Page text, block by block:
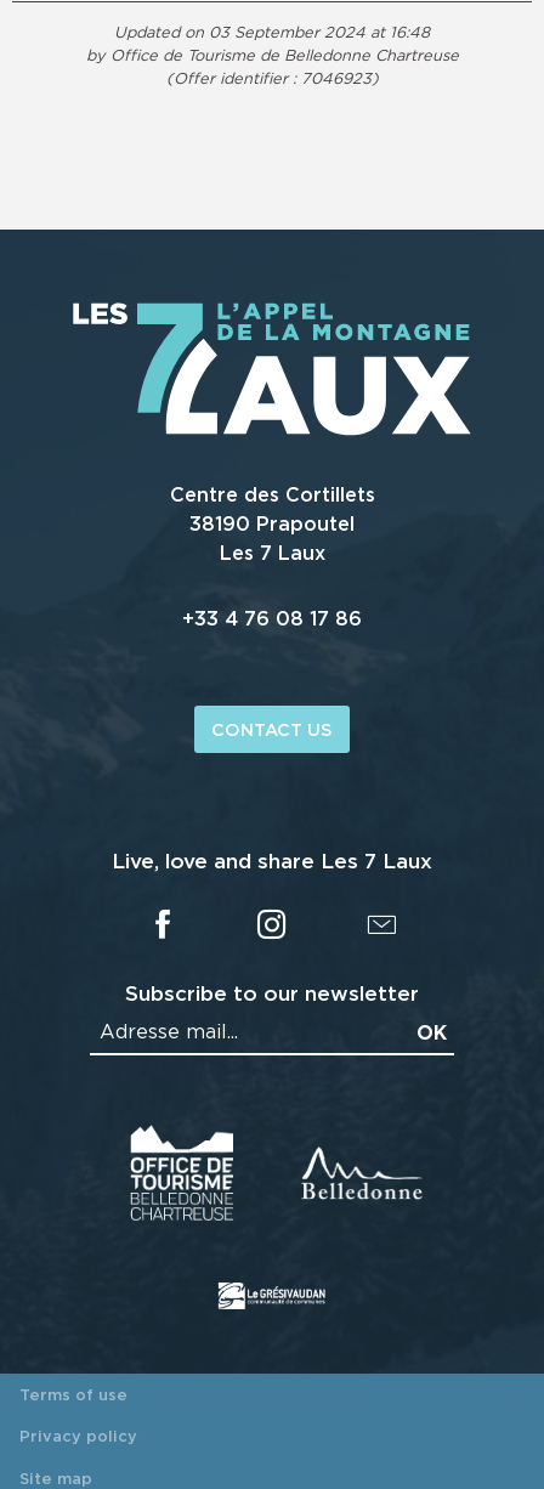
Updated on 03 September 2024 at 16:48
by Office de Tourisme de Belledonne Chartreuse
(Offer identifier : 7046923)
Centre des Cortillets
38190 Prapoutel
Les 7 Laux
+33 4 76 08 17 86
CONTACT US
Live, love and share Les 7 Laux
Subscribe to our newsletter
Terms of use
Privacy policy
Site map